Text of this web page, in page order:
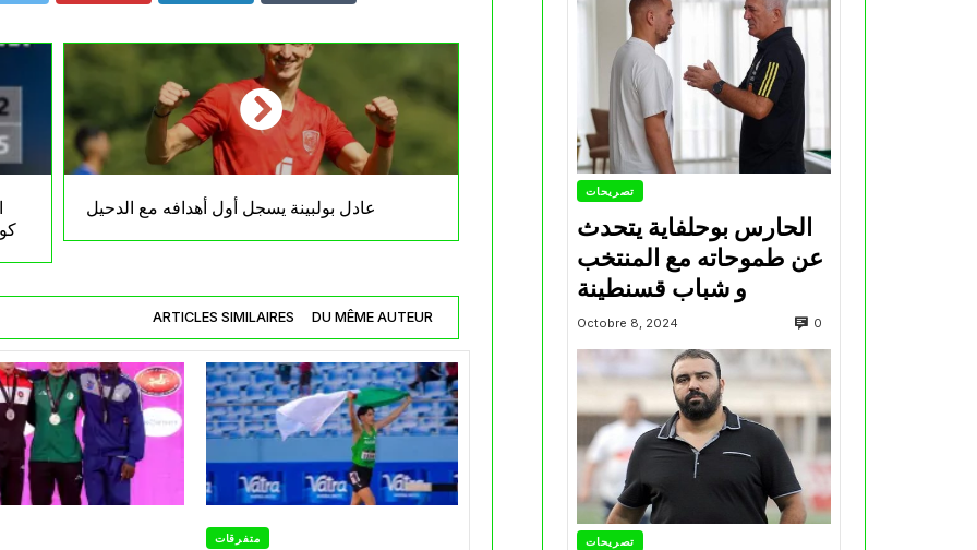
عادل بولبينة يسجل أول أهدافه مع الدحيل
ARTICLES SIMILAIRES DU MÊME AUTEUR
متفرقات
تصريحات
الحارس بوحلفاية يتحدث
عن طموحاته مع المنتخب
و شباب قسنطينة
Octobre 8, 2024 0
تصريحات